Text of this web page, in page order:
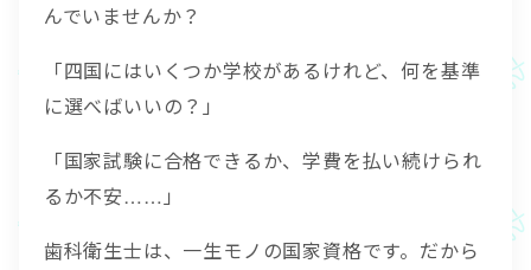
んでいませんか？
「四国にはいくつか学校があるけれど、何を基準
に選べばいいの？」
「国家試験に合格できるか、学費を払い続けられ
るか不安……」
歯科衛生士は、一生モノの国家資格です。だから